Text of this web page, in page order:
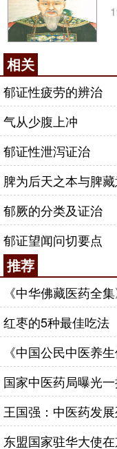
相关
郁证性疲劳的辨治
气从少腹上冲
郁证性泄泻证治
脾为后天之本与脾
郁厥的分类及证治
郁证望闻问切要点
推荐
《中华佛藏医药全
红枣的5种最佳吃法
《中国公民中医养
国家中医药局曝光
王国强：中医药发
东盟国家驻华大使